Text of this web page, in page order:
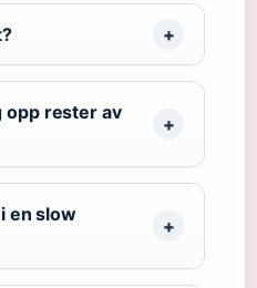
opp rester av
en slow